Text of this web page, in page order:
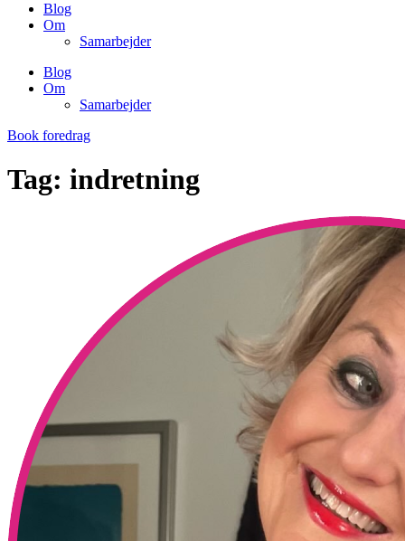
Blog
Om
Samarbejder
Blog
Om
Samarbejder
Book foredrag
Tag: indretning